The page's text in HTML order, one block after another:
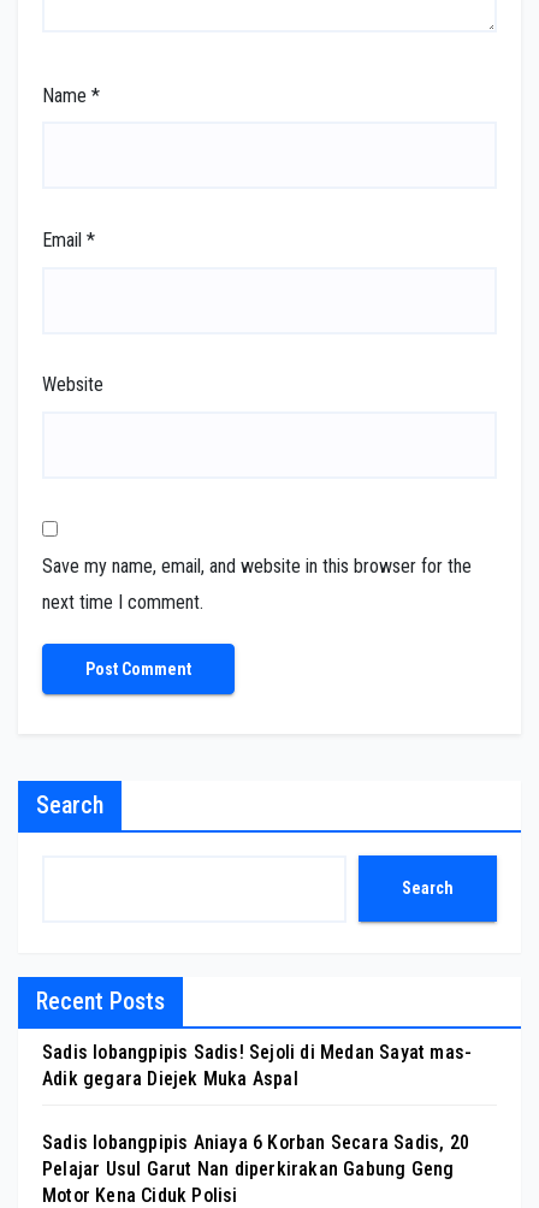
Name *
Email *
Website
Save my name, email, and website in this browser for the
next time I comment.
Search
Search
Recent Posts
Sadis lobangpipis Sadis! Sejoli di Medan Sayat mas-
Adik gegara Diejek Muka Aspal
Sadis lobangpipis Aniaya 6 Korban Secara Sadis, 20
Pelajar Usul Garut Nan diperkirakan Gabung Geng
Motor Kena Ciduk Polisi